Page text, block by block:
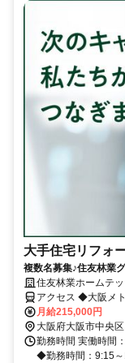
大手住宅リフォ
複数名募集♪住友林業
【OBP駅直結】
住友林業ホームテ
アクセス ◆大阪メ
分
月給215,000円
大阪府大阪市中央区
勤務時間 実働時間
◆勤務時間：9:15